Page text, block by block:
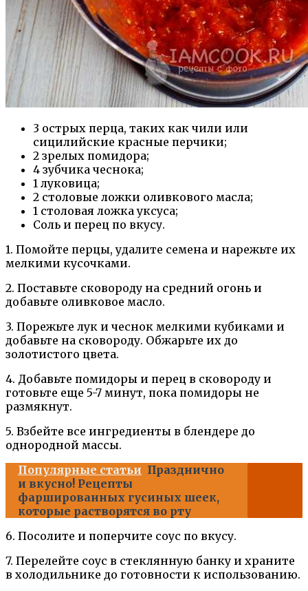
3 острых перца, таких как чили или
сицилийские красные перчики;
2 зрелых помидора;
4 зубчика чеснока;
1 луковица;
2 столовые ложки оливкового масла;
1 столовая ложка уксуса;
Соль и перец по вкусу.
1. Помойте перцы, удалите семена и нарежьте их
мелкими кусочками.
2. Поставьте сковороду на средний огонь и
добавьте оливковое масло.
3. Порежьте лук и чеснок мелкими кубиками и
добавьте на сковороду. Обжарьте их до
золотистого цвета.
4. Добавьте помидоры и перец в сковороду и
готовьте еще 5-7 минут, пока помидоры не
размякнут.
5. Взбейте все ингредиенты в блендере до
однородной массы.
Популярные статьи Празднично
и вкусно! Рецепты
фаршированных гусиных шеек,
которые растворятся во рту
6. Посолите и поперчите соус по вкусу.
7. Перелейте соус в стеклянную банку и храните
в холодильнике до готовности к использованию.